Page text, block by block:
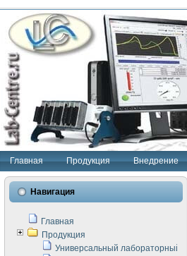
Главная Продукция Внедрение
Навигация
Главная
Продукция
Универсальный лабораторный